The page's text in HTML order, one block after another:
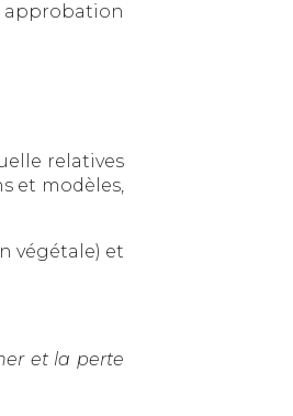
relatives
et modèles,
végétale) et
et la perte